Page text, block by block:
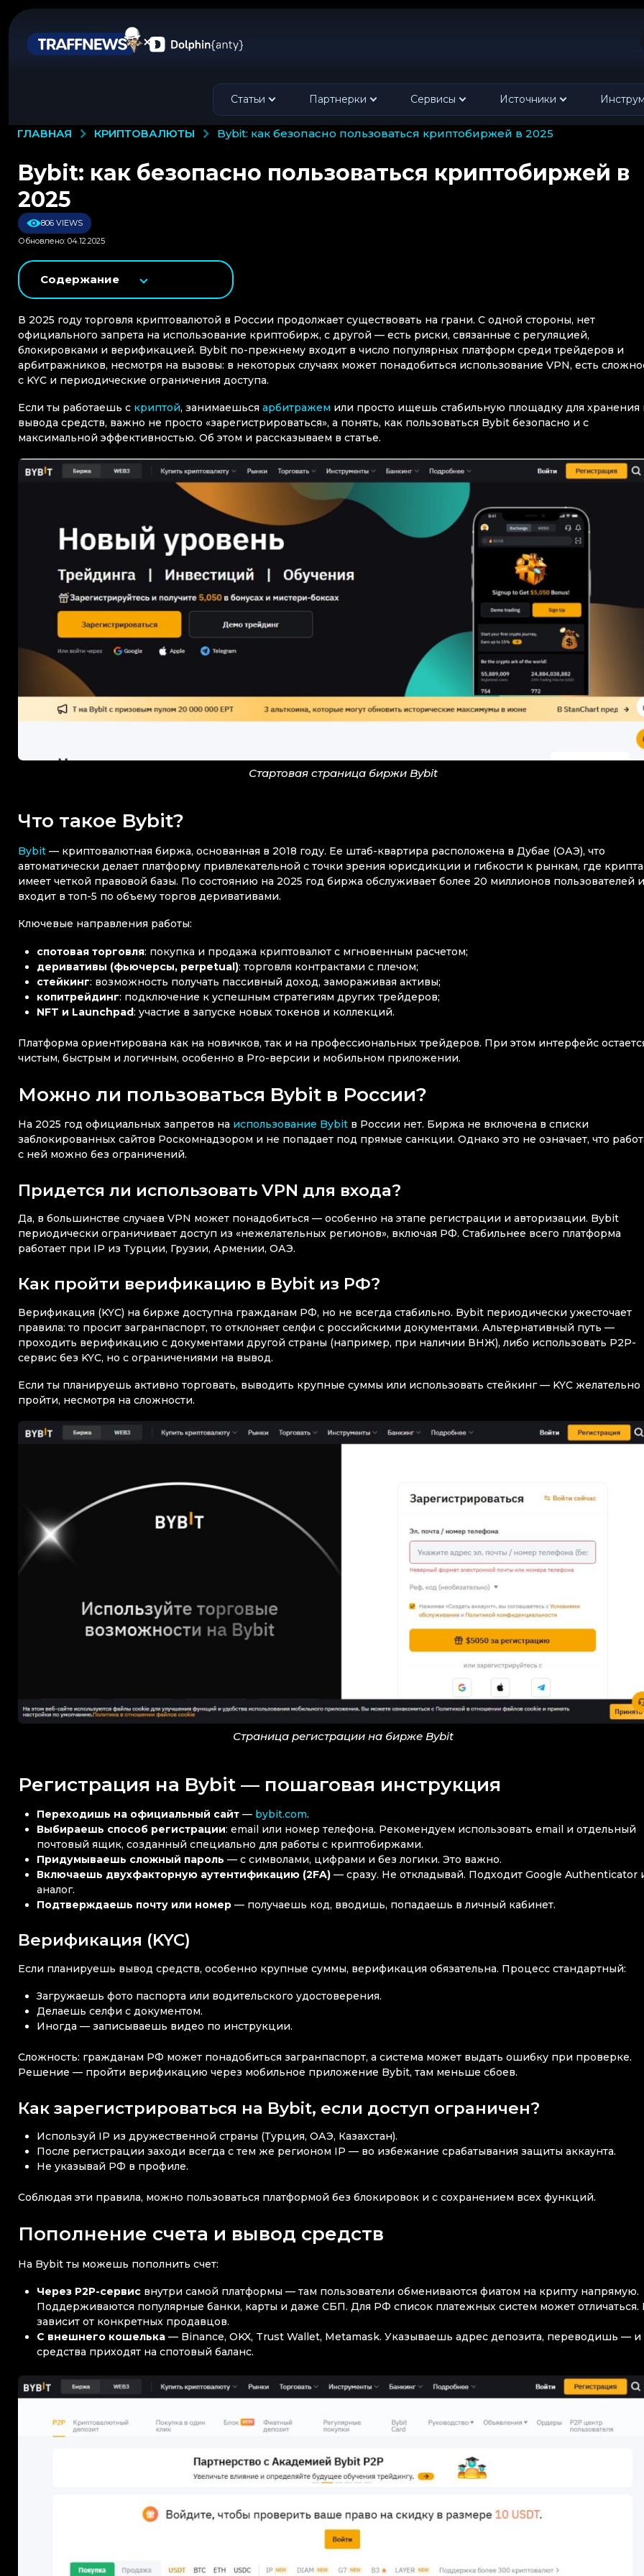
Статьи Партнерки Сервисы Источники
ГЛАВНАЯ КРИПТОВАЛЮТЫ bybit: как безопасно пользоваться криптобиржей в 2025
Bybit: как безопасно пользоваться криптобиржей в
2025
806 VIEWS
Обновлено: 04.12.2025
Содержание
В 2025 году торговля криптовалютой в России продолжает существовать на грани. С одной стороны, нет
официального запрета на использование криптобирж, с другой — есть риски, связанные с регуляцией,
блокировками и верификацией. Bybit по-прежнему входит в число популярных платформ среди трейдеров и
арбитражников, несмотря на вызовы: в некоторых случаях может понадобиться использование VPN, есть
с KYC и периодические ограничения доступа.
Если ты работаешь с криптой, занимаешься арбитражем или просто ищешь стабильную площадку для хранения
вывода средств, важно не просто «зарегистрироваться», а понять, как пользоваться Bybit безопасно и с
максимальной эффективностью. Об этом и рассказываем в статье.
Стартовая страница биржи Bybit
Что такое Bybit?
Bybit — криптовалютная биржа, основанная в 2018 году. Ее штаб-квартира расположена в Дубае (ОАЭ), что
автоматически делает платформу привлекательной с точки зрения юрисдикции и гибкости к рынкам, где
имеет четкой правовой базы. По состоянию на 2025 год биржа обслуживает более 20 миллионов пользователей и
входит в топ-5 по объему торгов деривативами.
Ключевые направления работы:
спотовая торговля: покупка и продажа криптовалют с мгновенным расчетом;
деривативы (фьючерсы, perpetual): торговля контрактами с плечом;
стейкинг: возможность получать пассивный доход, замораживая активы;
копитрейдинг: подключение к успешным стратегиям других трейдеров;
NFT и Launchpad: участие в запуске новых токенов и коллекций.
Платформа ориентирована как на новичков, так и на профессиональных трейдеров. При этом интерфейс
чистым, быстрым и логичным, особенно в Pro-версии и мобильном приложении.
Можно ли пользоваться Bybit в России?
На 2025 год официальных запретов на использование Bybit в России нет. Биржа не включена в списки
заблокированных сайтов Роскомнадзором и не попадает под прямые санкции. Однако это не означает, что
с ней можно без ограничений.
Придется ли использовать VPN для входа?
Да, в большинстве случаев VPN может понадобиться — особенно на этапе регистрации и авторизации. Bybit
периодически ограничивает доступ из «нежелательных регионов», включая РФ. Стабильнее всего платформа
работает при IP из Турции, Грузии, Армении, ОАЭ.
Как пройти верификацию в Bybit из РФ?
Верификация (KYC) на бирже доступна гражданам РФ, но не всегда стабильно. Bybit периодически ужесточает
правила: то просит загранпаспорт, то отклоняет селфи с российскими документами. Альтернативный путь —
проходить верификацию с документами другой страны (например, при наличии ВНЖ), либо использовать P2P-
сервис без KYC, но с ограничениями на вывод.
Если ты планируешь активно торговать, выводить крупные суммы или использовать стейкинг — KYC желательно
пройти, несмотря на сложности.
Страница регистрации на бирже Bybit
Регистрация на Bybit — пошаговая инструкция
Переходишь на официальный сайт — bybit.com.
Выбираешь способ регистрации: email или номер телефона. Рекомендуем использовать email и отдельный
почтовый ящик, созданный специально для работы с криптобиржами.
Придумываешь сложный пароль — с символами, цифрами и без логики. Это важно.
Включаешь двухфакторную аутентификацию (2FA) — сразу. Не откладывай. Подходит Google Authenticator
аналог.
Подтверждаешь почту или номер — получаешь код, вводишь, попадаешь в личный кабинет.
Верификация (KYC)
Если планируешь вывод средств, особенно крупные суммы, верификация обязательна. Процесс стандартный:
Загружаешь фото паспорта или водительского удостоверения.
Делаешь селфи с документом.
Иногда — записываешь видео по инструкции.
Сложность: гражданам РФ может понадобиться загранпаспорт, а система может выдать ошибку при проверке.
Решение — пройти верификацию через мобильное приложение Bybit, там меньше сбоев.
Как зарегистрироваться на Bybit, если доступ ограничен?
Используй IP из дружественной страны (Турция, ОАЭ, Казахстан).
После регистрации заходи всегда с тем же регионом IP — во избежание срабатывания защиты аккаунта.
Не указывай РФ в профиле.
Соблюдая эти правила, можно пользоваться платформой без блокировок и с сохранением всех функций.
Пополнение счета и вывод средств
На Bybit ты можешь пополнить счет:
Через P2P-сервис внутри самой платформы — там пользователи обмениваются фиатом на крипту напрямую.
Поддерживаются популярные банки, карты и даже СБП. Для РФ список платежных систем может отличаться.
зависит от конкретных продавцов.
С внешнего кошелька — Binance, OKX, Trust Wallet, Metamask. Указываешь адрес депозита, переводишь — и
средства приходят на спотовый баланс.